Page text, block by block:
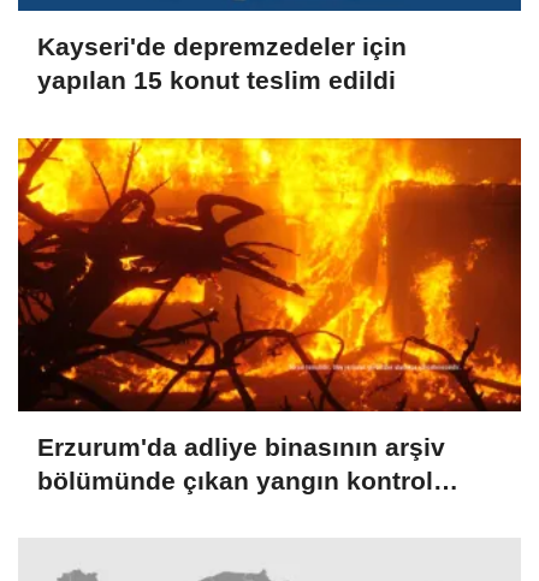
Kayseri'de depremzedeler için
yapılan 15 konut teslim edildi
Erzurum'da adliye binasının arşiv
bölümünde çıkan yangın kontrol